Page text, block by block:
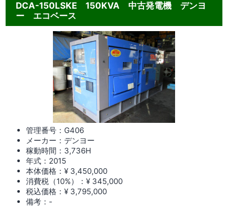
DCA-150LSKE 150KVA 中古発電機 デンヨ
ー エコベース
管理番号：G406
メーカー：デンヨー
稼動時間：3,736H
年式：2015
本体価格：¥ 3,450,000
消費税（10%）：¥ 345,000
税込価格：¥ 3,795,000
備考：-